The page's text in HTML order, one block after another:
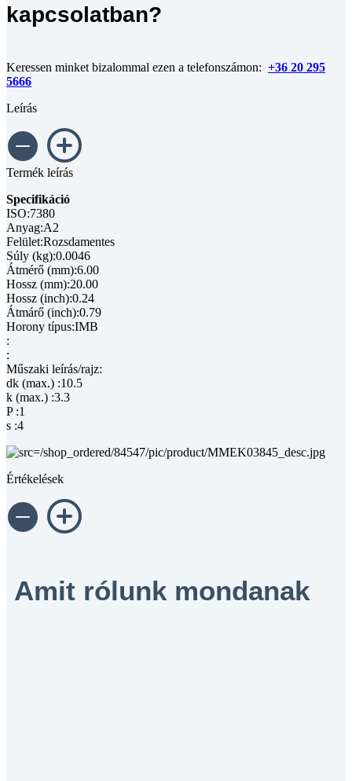
kapcsolatban?
Keressen minket bizalommal ezen a telefonszámon: +36 20 295
5666
Leírás
Termék leírás
Specifikáció
ISO:7380
Anyag:A2
Felület:Rozsdamentes
Súly (kg):0.0046
Átmérő (mm):6.00
Hossz (mm):20.00
Hossz (inch):0.24
Átmárő (inch):0.79
Horony típus:IMB
:
:
Műszaki leírás/rajz:
dk (max.) :10.5
k (max.) :3.3
P :1
s :4
Értékelések
Amit rólunk mondanak